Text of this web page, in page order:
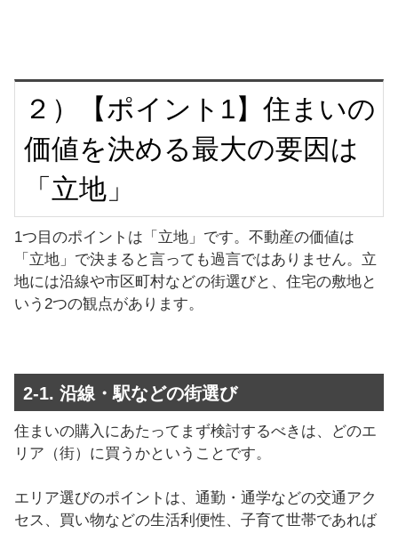
２）【ポイント1】住まいの
価値を決める最大の要因は
「立地」
1つ目のポイントは「立地」です。不動産の価値は
「立地」で決まると言っても過言ではありません。立
地には沿線や市区町村などの街選びと、住宅の敷地と
いう2つの観点があります。
2-1. 沿線・駅などの街選び
住まいの購入にあたってまず検討するべきは、どのエ
リア（街）に買うかということです。
エリア選びのポイントは、通勤・通学などの交通アク
セス、買い物などの生活利便性、子育て世帯であれば